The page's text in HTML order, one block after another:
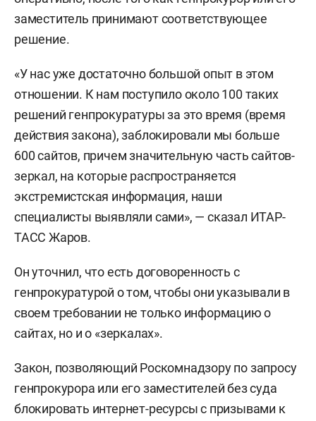
заместитель принимают соответствующее
решение.
«У нас уже достаточно большой опыт в этом
отношении. К нам поступило около 100 таких
решений генпрокуратуры за это время (время
действия закона), заблокировали мы больше
600 сайтов, причем значительную часть сайтов-
зеркал, на которые распространяется
экстремистская информация, наши
специалисты выявляли сами», — сказал ИТАР-
ТАСС Жаров.
Он уточнил, что есть договоренность с
генпрокуратурой о том, чтобы они указывали в
своем требовании не только информацию о
сайтах, но и о «зеркалах».
Закон, позволяющий Роскомнадзору по запросу
генпрокурора или его заместителей без суда
блокировать интернет-ресурсы с призывами к